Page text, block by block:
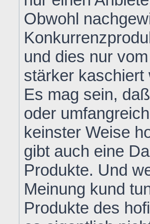
Obwohl
und dies nur
stärker kaschiert
Es mag sein,
oder
keinster Weise
gibt auch eine
Produkte. Und
Meinung kund
Produkte des